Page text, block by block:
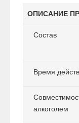
ОПИСАНИЕ
Состав
Время
алкоголем